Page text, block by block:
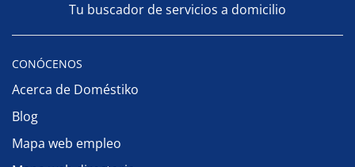
Tu buscador de servicios a domicilio
CONÓCENOS
Acerca de Doméstiko
Blog
Mapa web empleo